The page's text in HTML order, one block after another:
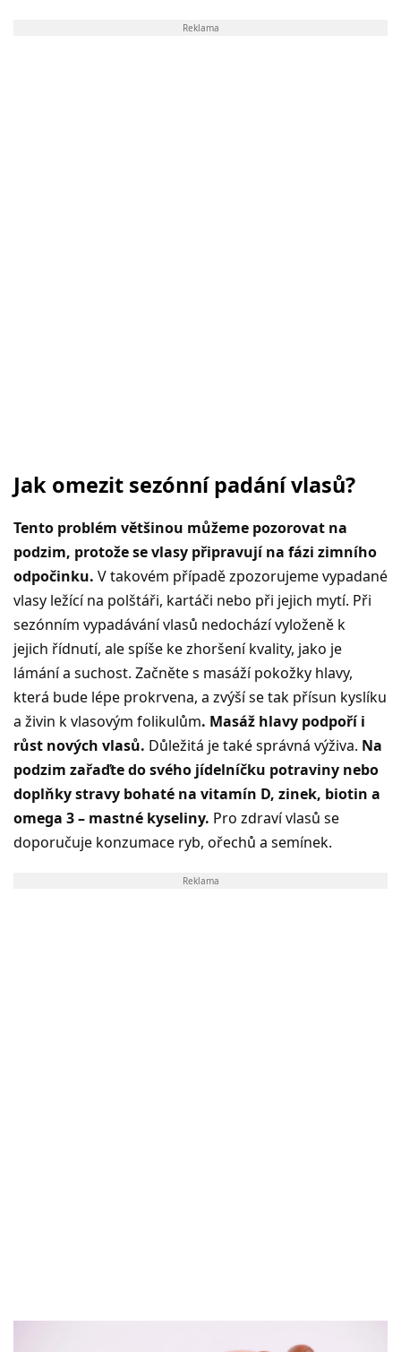
Reklama
Jak omezit sezónní padání vlasů?
Tento problém většinou můžeme pozorovat na
podzim, protože se vlasy připravují na fázi zimního
odpočinku. V takovém případě zpozorujeme vypadané
vlasy ležící na polštáři, kartáči nebo při jejich mytí. Při
sezónním vypadávání vlasů nedochází vyloženě k
jejich řídnutí, ale spíše ke zhoršení kvality, jako je
lámání a suchost. Začněte s masáží pokožky hlavy,
která bude lépe prokrvena, a zvýší se tak přísun kyslíku
a živin k vlasovým folikulům. Masáž hlavy podpoří i
růst nových vlasů. Důležitá je také správná výživa. Na
podzim zařaďte do svého jídelníčku potraviny nebo
doplňky stravy bohaté na vitamín D, zinek, biotin a
omega 3 – mastné kyseliny. Pro zdraví vlasů se
doporučuje konzumace ryb, ořechů a semínek.
Reklama